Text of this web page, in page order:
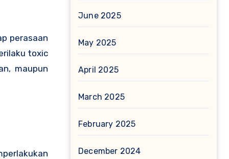
perasaan
toxic
maupun
June 2025
May 2025
April 2025
March 2025
February 2025
December 2024